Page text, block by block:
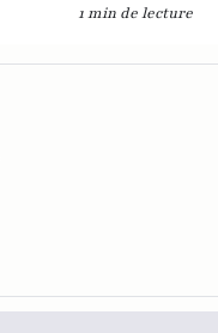
1 min de lecture